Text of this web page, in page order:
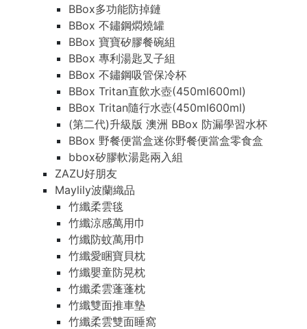
BBox多功能防掉鏈
BBox 不鏽鋼燜燒罐
BBox 寶寶矽膠餐碗組
BBox 專利湯匙叉子組
BBox 不鏽鋼吸管保冷杯
BBox Tritan直飲水壺(450ml600ml)
BBox Tritan隨行水壺(450ml600ml)
(第二代)升級版 澳洲 BBox 防漏學習水杯
BBox 野餐便當盒迷你野餐便當盒零食盒
bbox矽膠軟湯匙兩入組
ZAZU好朋友
Maylily波蘭織品
竹纖柔雲毯
竹纖涼感萬用巾
竹纖防蚊萬用巾
竹纖愛睏寶貝枕
竹纖嬰童防晃枕
竹纖柔雲蓬蓬枕
竹纖雙面推車墊
竹纖柔雲雙面睡窩